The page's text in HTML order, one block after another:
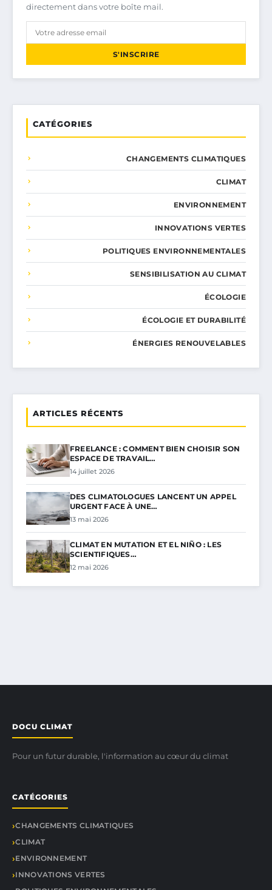
directement dans votre boîte mail.
S'INSCRIRE
CATÉGORIES
CHANGEMENTS CLIMATIQUES
CLIMAT
ENVIRONNEMENT
INNOVATIONS VERTES
POLITIQUES ENVIRONNEMENTALES
SENSIBILISATION AU CLIMAT
ÉCOLOGIE
ÉCOLOGIE ET DURABILITÉ
ÉNERGIES RENOUVELABLES
ARTICLES RÉCENTS
FREELANCE : COMMENT BIEN CHOISIR SON
ESPACE DE TRAVAIL…
14 juillet 2026
DES CLIMATOLOGUES LANCENT UN APPEL
URGENT FACE À UNE…
13 mai 2026
CLIMAT EN MUTATION ET EL NIÑO : LES
SCIENTIFIQUES…
12 mai 2026
DOCU CLIMAT
Pour un futur durable, l'information au cœur du climat
CATÉGORIES
CHANGEMENTS CLIMATIQUES
CLIMAT
ENVIRONNEMENT
INNOVATIONS VERTES